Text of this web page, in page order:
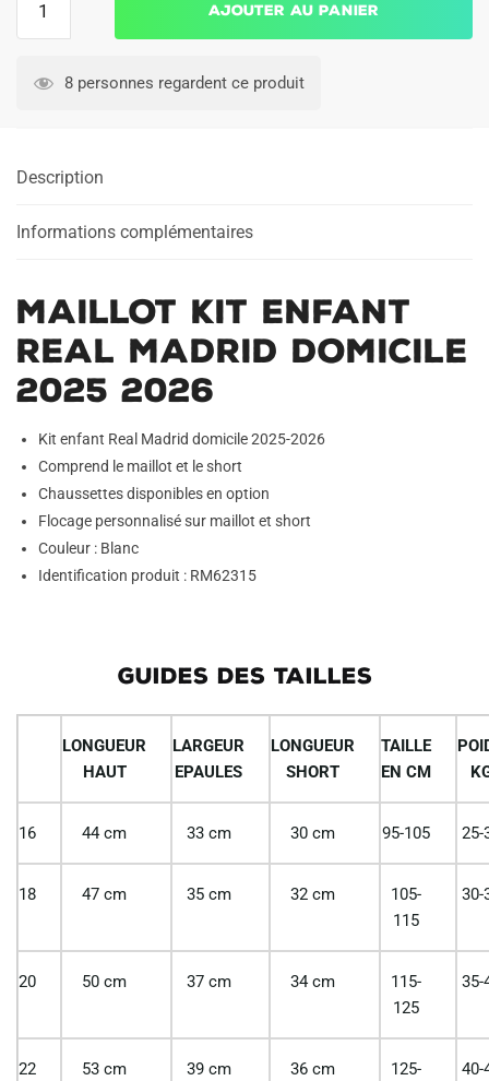
Domicile
2026
Ajouter au panier
8 personnes regardent ce produit
Description
Informations complémentaires
Maillot Kit Enfant
Real Madrid Domicile
2025 2026
Kit enfant Real Madrid domicile 2025-2026
Comprend le maillot et le short
Chaussettes disponibles en option
Flocage personnalisé sur maillot et short
Couleur : Blanc
Identification produit : RM62315
GUIDES DES TAILLES
LONGUEUR
HAUT
LARGEUR
EPAULES
LONGUEUR
SHORT
TAILLE
EN CM
16 44 cm 33 cm 30 cm 95-105 25-
18 47 cm 35 cm 32 cm
105-
115
30-
20 50 cm 37 cm 34 cm
115-
125
35-
22 53 cm 39 cm 36 cm
125-
40-